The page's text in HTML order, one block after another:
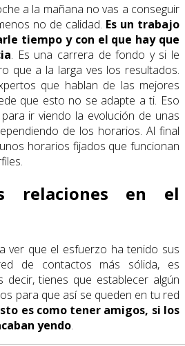
a la mañana no vas a conseguir
no de calidad. Es un trabajo
tiempo y con el que hay que
. Es una carrera de fondo y si le
que a la larga ves los resultados.
que hablan de las mejores
que esto no se adapte a ti. Eso
ir viendo la evolución de unas
de los horarios. Al final
horarios fijados que funcionan
relaciones en el
ver que el esfuerzo ha tenido sus
de contactos más sólida, es
decir, tienes que establecer algún
para que así se queden en tu red
es como tener amigos, si los
yendo.